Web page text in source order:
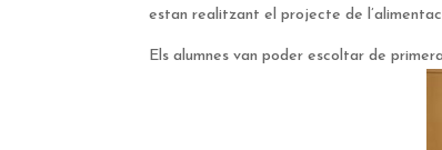
estan realitzant el projecte de
Els alumnes van poder escoltar de